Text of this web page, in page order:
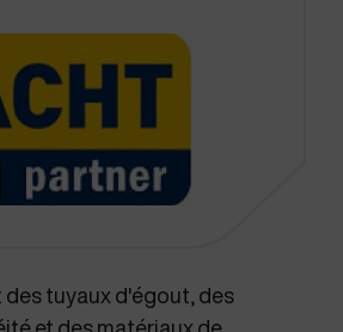
tuyaux d'égout, des